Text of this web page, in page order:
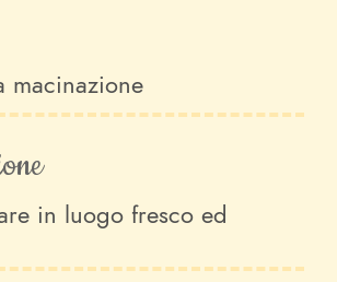
macinazione
in luogo fresco ed